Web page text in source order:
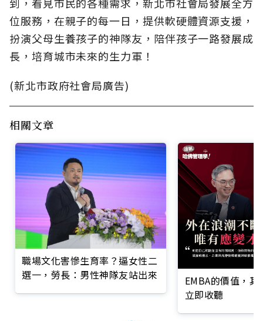
位服務，在親子的每一日，提供軟硬體資源支援，
扮演父母生養孩子的神隊友，陪伴孩子一路發展成
長，培育城市未來的生力軍！
(新北市政府社會局廣告)
相關文章
職場文化害慘生育率？逼女性二
選一，勞長：男性神隊友站出來
EMBA的價值，
立即收聽